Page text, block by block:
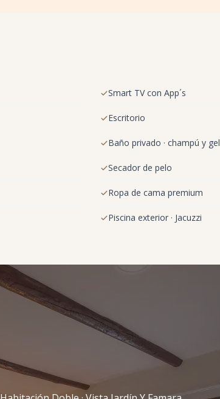
Smart TV con App´s
Escritorio
Baño privado · champú y gel
Secador de pelo
Ropa de cama premium
Piscina exterior · Jacuzzi